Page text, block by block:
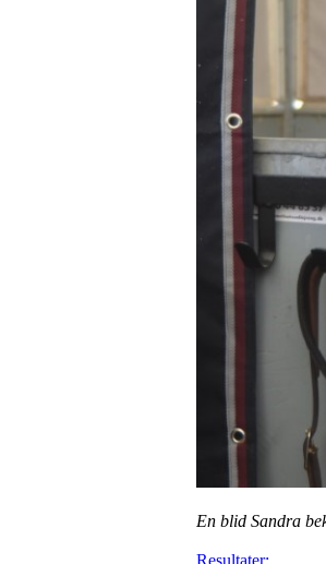
En blid Sandra
Resultater: